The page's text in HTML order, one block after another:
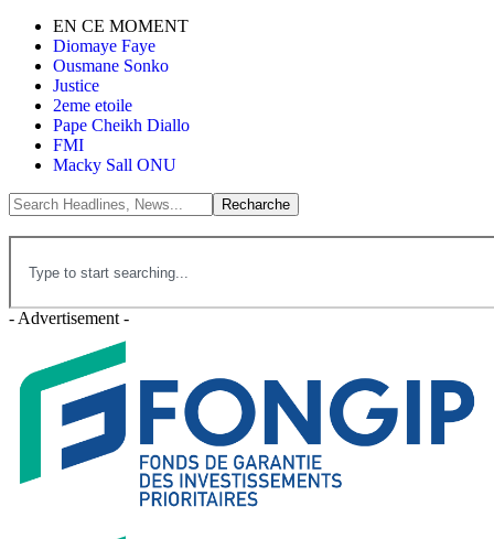
EN CE MOMENT
Diomaye Faye
Ousmane Sonko
Justice
2eme etoile
Pape Cheikh Diallo
FMI
Macky Sall ONU
- Advertisement -